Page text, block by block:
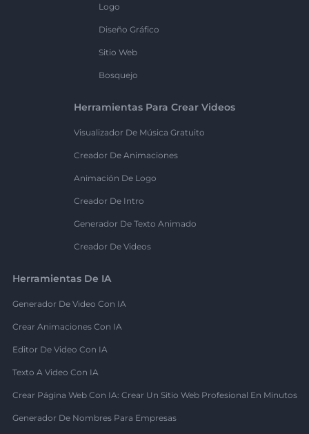
Logo
Diseño Gráfico
Sitio Web
Bosquejo
Herramientas Para Crear Videos
Visualizador De Música Gratuito
Creador De Animaciones
Animación De Logo
Creador De Intro
Generador De Texto Animado
Creador De Videos
Herramientas De IA
Generador De Video Con IA
Crear Animaciones Con IA
Editor De Video Con IA
Texto A Video Con IA
Crear Página Web Con IA: Crear Un Sitio Web Profesional En Minutos
Generador De Nombres Para Empresas